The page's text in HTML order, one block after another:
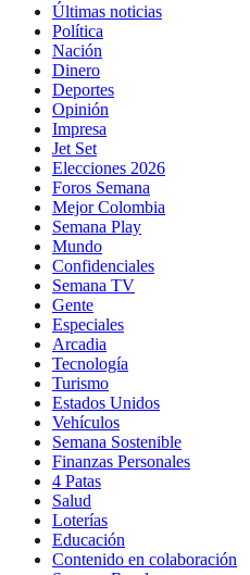
Últimas noticias
Política
Nación
Dinero
Deportes
Opinión
Impresa
Jet Set
Elecciones 2026
Foros Semana
Mejor Colombia
Semana Play
Mundo
Confidenciales
Semana TV
Gente
Especiales
Arcadia
Tecnología
Turismo
Estados Unidos
Vehículos
Semana Sostenible
Finanzas Personales
4 Patas
Salud
Loterías
Educación
Contenido en colaboración